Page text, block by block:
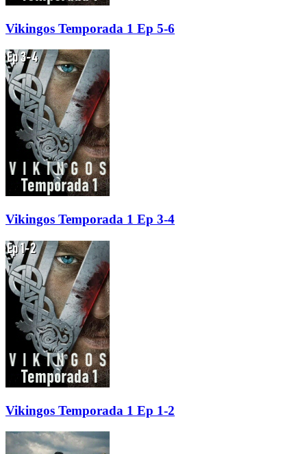
Vikingos Temporada 1 Ep 5-6
Vikingos Temporada 1 Ep 3-4
Vikingos Temporada 1 Ep 1-2